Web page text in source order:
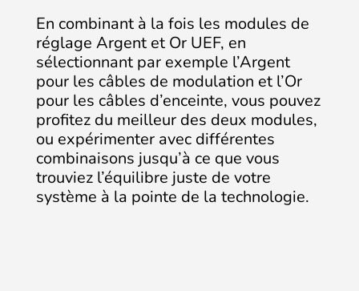
En combinant à la fois les modules de
réglage Argent et Or UEF, en
sélectionnant par exemple l’Argent
pour les câbles de modulation et l’Or
pour les câbles d’enceinte, vous pouvez
profitez du meilleur des deux modules,
ou expérimenter avec différentes
combinaisons jusqu’à ce que vous
trouviez l’équilibre juste de votre
système à la pointe de la technologie.